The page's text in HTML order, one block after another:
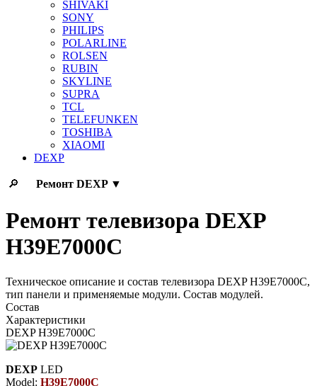
SHIVAKI
SONY
PHILIPS
POLARLINE
ROLSEN
RUBIN
SKYLINE
SUPRA
TCL
TELEFUNKEN
TOSHIBA
XIAOMI
DEXP
🔎 Ремонт DEXP▼
Ремонт телевизора DEXP
H39E7000C
Техническое описание и состав телевизора DEXP H39E7000C,
тип панели и применяемые модули. Состав модулей.
Состав
Характеристики
DEXP H39E7000C
DEXP LED
Model: H39E7000C